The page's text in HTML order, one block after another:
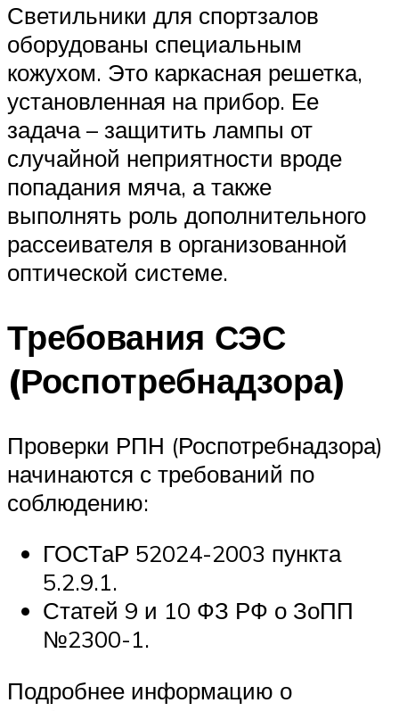
Светильники для спортзалов
оборудованы специальным
кожухом. Это каркасная решетка,
установленная на прибор. Ее
задача – защитить лампы от
случайной неприятности вроде
попадания мяча, а также
выполнять роль дополнительного
рассеивателя в организованной
оптической системе.
Требования СЭС
(Роспотребнадзора)
Проверки РПН (Роспотребнадзора)
начинаются с требований по
соблюдению:
ГОСТаР 52024-2003 пункта
5.2.9.1.
Статей 9 и 10 ФЗ РФ о ЗоПП
№2300-1.
Подробнее информацию о